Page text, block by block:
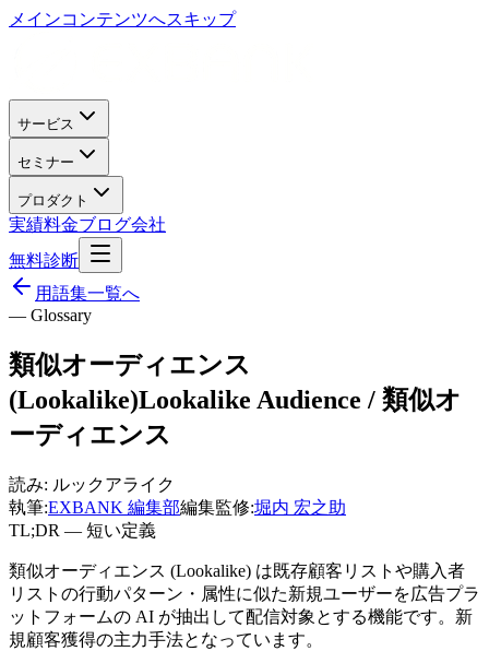
メインコンテンツへスキップ
サービス
セミナー
プロダクト
実績料金ブログ会社
無料診断
用語集一覧へ
— Glossary
類似オーディエンス
(Lookalike)Lookalike Audience / 類似オ
ーディエンス
読み: ルックアライク
執筆:EXBANK 編集部編集監修:堀内 宏之助
TL;DR — 短い定義
類似オーディエンス (Lookalike) は既存顧客リストや購入者
リストの行動パターン・属性に似た新規ユーザーを広告プラ
ットフォームの AI が抽出して配信対象とする機能です。新
規顧客獲得の主力手法となっています。